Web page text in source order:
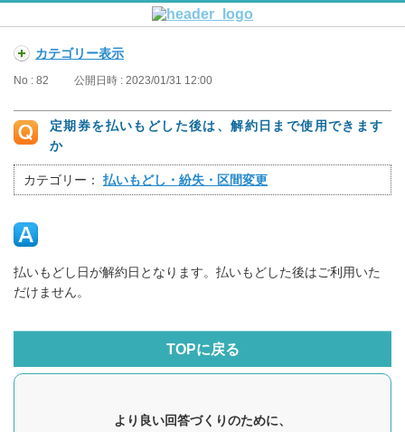
カテゴリー表示
No : 82 公開日時 : 2023/01/31 12:00
定期券を払いもどした後は、解約日まで使用できます
か
カテゴリー： 払いもどし・紛失・区間変更
払いもどし日が解約日となります。払いもどした後はご利用いた
だけません。
TOPに戻る
より良い回答づくりのために、